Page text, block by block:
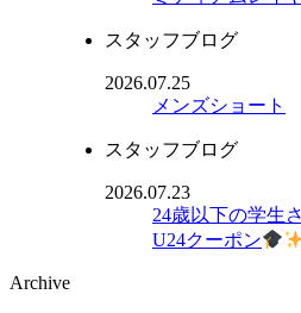
スタッフブログ
2026.07.25
メンズショート
スタッフブログ
2026.07.23
24歳以下の学生
U24クーポン
Archive